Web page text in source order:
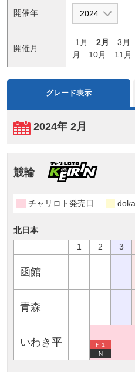
開催年
開催月
1月 2月 3月
月
10月 11月
グレード表示
2024年 2月
競輪
チャリロト発売日
北日本
1
2 3
函館
青森
いわき平
Ｆ１
N